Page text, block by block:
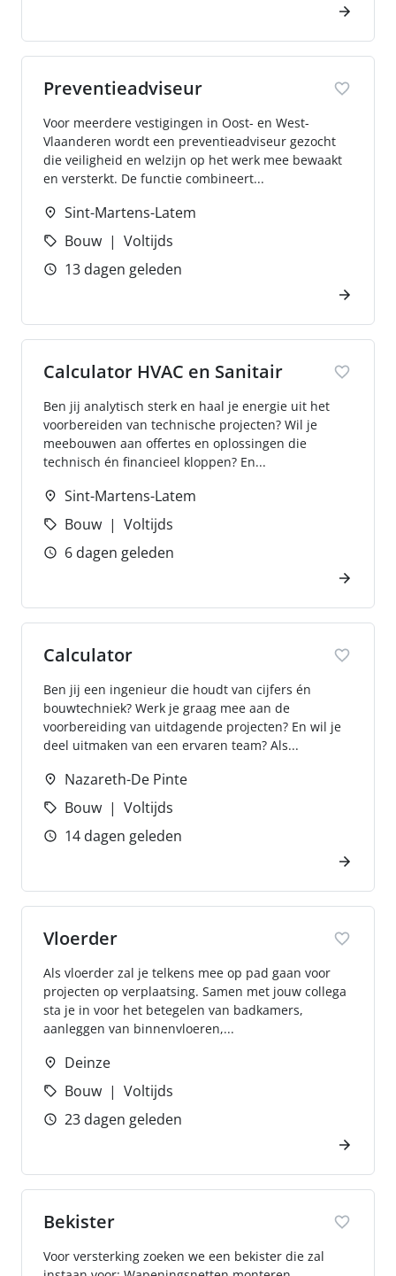
Preventieadviseur
Voor meerdere vestigingen in Oost- en West-
Vlaanderen wordt een preventieadviseur gezocht
die veiligheid en welzijn op het werk mee bewaakt
en versterkt. De functie combineert...
Sint-Martens-Latem
Bouw
Voltijds
13 dagen geleden
Calculator HVAC en Sanitair
Ben jij analytisch sterk en haal je energie uit het
voorbereiden van technische projecten? Wil je
meebouwen aan offertes en oplossingen die
technisch én financieel kloppen? En...
Sint-Martens-Latem
Bouw
Voltijds
6 dagen geleden
Calculator
Ben jij een ingenieur die houdt van cijfers én
bouwtechniek? Werk je graag mee aan de
voorbereiding van uitdagende projecten? En wil je
deel uitmaken van een ervaren team? Als...
Nazareth-De Pinte
Bouw
Voltijds
14 dagen geleden
Vloerder
Als vloerder zal je telkens mee op pad gaan voor
projecten op verplaatsing. Samen met jouw collega
sta je in voor het betegelen van badkamers,
aanleggen van binnenvloeren,...
Deinze
Bouw
Voltijds
23 dagen geleden
Bekister
Voor versterking zoeken we een bekister die zal